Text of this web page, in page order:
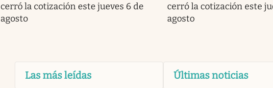
cerró la cotización este jueves 6 de
agosto
cerró la cotización este
agosto
Las más leídas Últimas noticias